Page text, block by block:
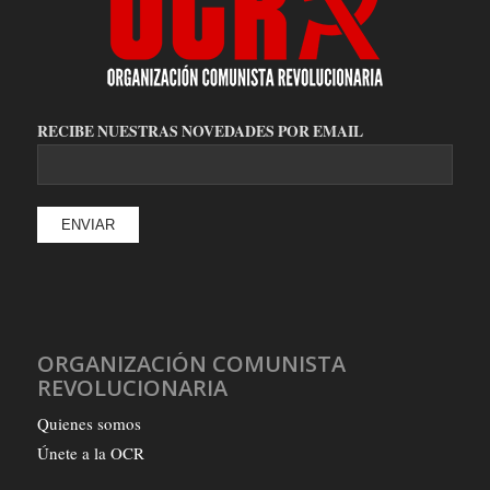
RECIBE NUESTRAS NOVEDADES POR EMAIL
ORGANIZACIÓN COMUNISTA
REVOLUCIONARIA
Quienes somos
Únete a la OCR